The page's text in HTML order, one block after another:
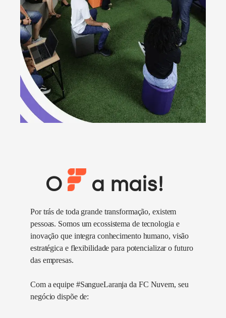
O a mais!
Por trás de toda grande transformação, existem
pessoas. Somos um ecossistema de tecnologia e
inovação que integra conhecimento humano, visão
estratégica e flexibilidade para potencializar o futuro
das empresas.
Com a equipe #SangueLaranja da FC Nuvem, seu
negócio dispõe de: